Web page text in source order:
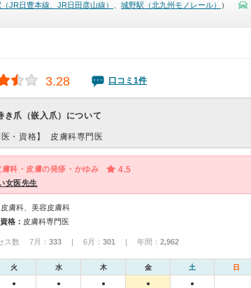
JR日豊本線、JR日田彦山線） 城野駅（北九州モノレール） ）
3.28 口コミ1件
き爪（嵌入爪）について
医・資格】 皮膚科専門医
膚科・皮膚の発疹・かゆみ 4.5
女医先生
皮膚科、美容皮膚科
格： 皮膚科専門医
ス数 7月： 333 | 6月： 301 | 年間： 2,962
火 水 木 金 土 日
● ● ● ● ●